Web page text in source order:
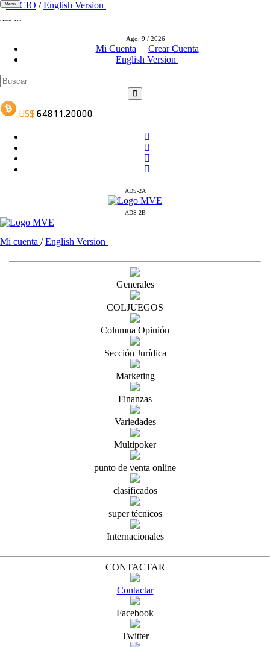
Ago. 9 / 2026
Mi Cuenta
Crear Cuenta
English Version
ADS-2A
ADS-2B
Menú
INICIO /English Version
Mi cuenta /English Version
Generales
COLJUEGOS
Columna Opinión
Sección Jurídica
Marketing
Finanzas
Variedades
Multipoker
punto de venta online
clasificados
super técnicos
Internacionales
CONTACTAR
Contactar
Facebook
Twitter